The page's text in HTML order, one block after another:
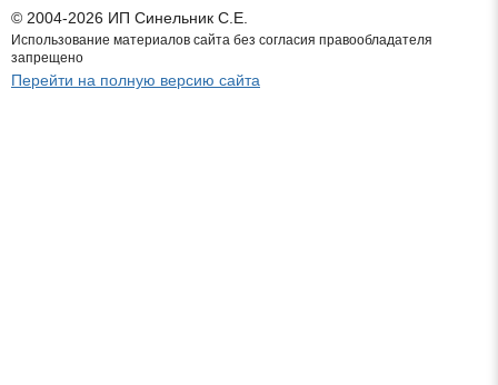
© 2004-2026 ИП Синельник С.Е.
Использование материалов сайта без согласия правообладателя
запрещено
Перейти на полную версию сайта